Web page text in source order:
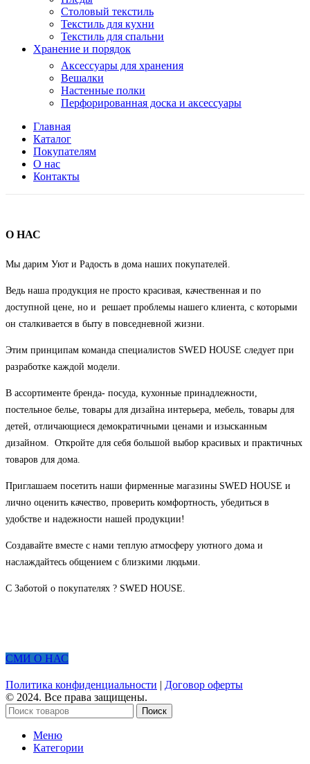
Столовый текстиль
Текстиль для кухни
Текстиль для спальни
Хранение и порядок
Аксессуары для хранения
Вешалки
Настенные полки
Перфорированная доска и аксессуары
Главная
Каталог
Покупателям
О нас
Контакты
О НАС
Мы дарим Уют и Радость в дома наших покупателей.
Ведь наша продукция не просто красивая, качественная и по
доступной цене, но и решает проблемы нашего клиента, с которыми
он сталкивается в быту в повседневной жизни.
Этим принципам команда специалистов SWED HOUSE следует при
разработке каждой модели.
В ассортименте бренда- посуда, кухонные принадлежности,
постельное белье, товары для дизайна интерьера, мебель, товары для
детей, отличающиеся демократичными ценами и изысканным
дизайном. Откройте для себя большой выбор красивых и практичных
товаров для дома.
Приглашаем посетить наши фирменные магазины SWED HOUSE и
лично оценить качество, проверить комфортность, убедиться в
удобстве и надежности нашей продукции!
Создавайте вместе с нами теплую атмосферу уютного дома и
наслаждайтесь общением с близкими людьми.
С Заботой о покупателях ? SWED HOUSE.
СМИ О НАС
Политика конфиденциальности | Договор оферты
© 2024. Все права защищены.
Поиск
Меню
Категории